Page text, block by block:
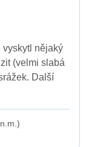
vyskytl nějaký
(velmi slabá
Další